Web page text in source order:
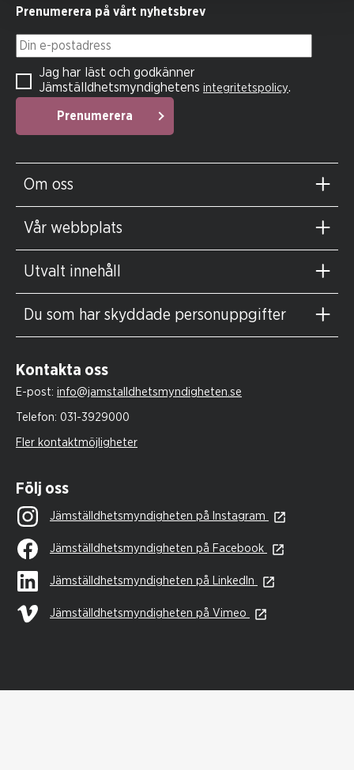
Prenumerera på vårt nyhetsbrev
Din e-postadress
Prenumerera
Jag har läst och godkänner
Jämställdhetsmyndighetens integritetspolicy.
Om oss
Vår webbplats
Utvalt innehåll
Du som har skyddade personuppgifter
Kontakta oss
E-post: info@jamstalldhetsmyndigheten.se
Telefon: 031-3929000
Fler kontaktmöjligheter
Följ oss
Jämställdhetsmyndigheten på Instagram
Jämställdhetsmyndigheten på Facebook
Jämställdhetsmyndigheten på LinkedIn
Jämställdhetsmyndigheten på Vimeo